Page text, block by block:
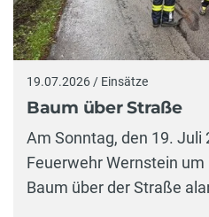
19.07.2026 / Einsätze
Baum über Straße
Am Sonntag, den 19. Juli
Feuerwehr Wernstein um
Baum über der Straße